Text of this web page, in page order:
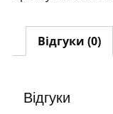
Відгуки (0)
Відгуки